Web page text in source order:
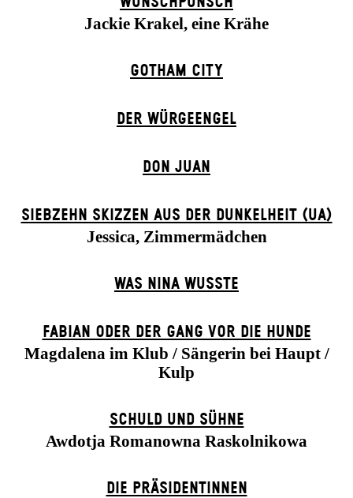
Jackie Krakel, eine Krähe
GOTHAM CITY
DER WÜR­GE­ENG­EL
DON JUAN
SIEBZEHN SKIZZEN AUS DER DUNKELHEIT (UA)
Jessica, Zimmermädchen
WAS NINA WUSSTE
FABIAN ODER DER GANG VOR DIE HUNDE
Magdalena im Klub / Sängerin bei Haupt /
Kulp
SCHULD UND SÜHNE
Awdotja Romanowna Raskolnikowa
DIE PRÄSI­DENT­INNEN